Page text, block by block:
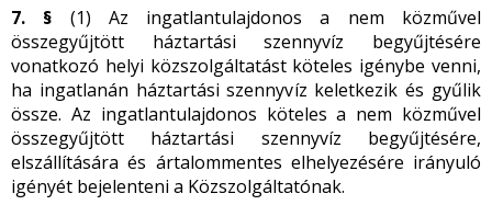
7. § (1) Az ingatlantulajdonos a nem közművel
összegyűjtött háztartási szennyvíz begyűjtésére
vonatkozó helyi közszolgáltatást köteles igénybe venni,
ha ingatlanán háztartási szennyvíz keletkezik és gyűlik
össze. Az ingatlantulajdonos köteles a nem közművel
összegyűjtött háztartási szennyvíz begyűjtésére,
elszállítására és ártalommentes elhelyezésére irányuló
igényét bejelenteni a Közszolgáltatónak.